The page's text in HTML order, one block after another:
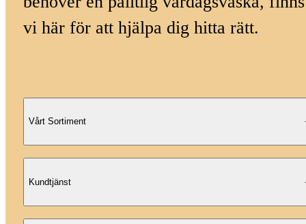
vi här för att hjälpa dig hitta rätt.
Vårt Sortiment
Kundtjänst